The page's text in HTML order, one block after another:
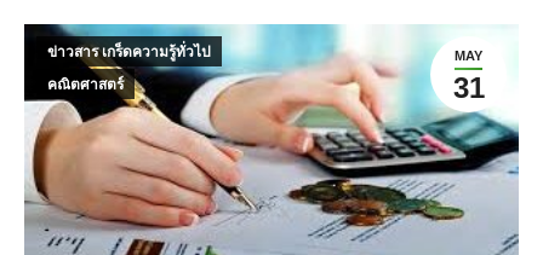
MAY
31
ข่าวสาร เกร็ดความรู้ทั่วไป
คณิตศาสตร์